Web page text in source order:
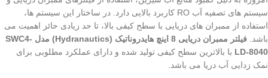
سیستم های تصفیه آب RO کاربرد بالایی دارد. در ساختار این سیستم ها،
استفاده از ممبران های دریایی با سطح کیفی بالا، تا حد زیادی حائز اهمیت می
باشد.
فیلتر ممبران دریایی 8 اینچ هایدروناتیک (Hydranautics) مدل SWC4-
LD-8040 با بالاترین سطح کیفی تولید شده و دارای عملکرد مطلوبی برای
نمک زدایی آب دریا می باشد.